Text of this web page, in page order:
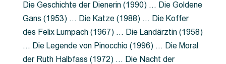
Die Geschichte der Dienerin (1990) … Die Goldene
Gans (1953) … Die Katze (1988) … Die Koffer
des Felix Lumpach (1967) … Die Landärztin (1958)
… Die Legende von Pinocchio (1996) … Die Moral
der Ruth Halbfass (1972) … Die Nacht der